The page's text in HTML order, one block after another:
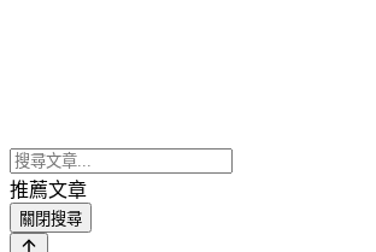
推薦文章
關閉搜尋